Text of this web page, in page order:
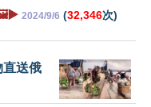
2024/9/6 (32,346次)
直送俄